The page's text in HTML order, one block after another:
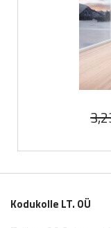
Kodukolle LT. OÜ